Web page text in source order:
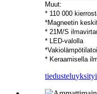
Muut:
* 110 000
*Magneetin
* 21M/S
* LED-valolla
* Keraamisella
tiedustelu